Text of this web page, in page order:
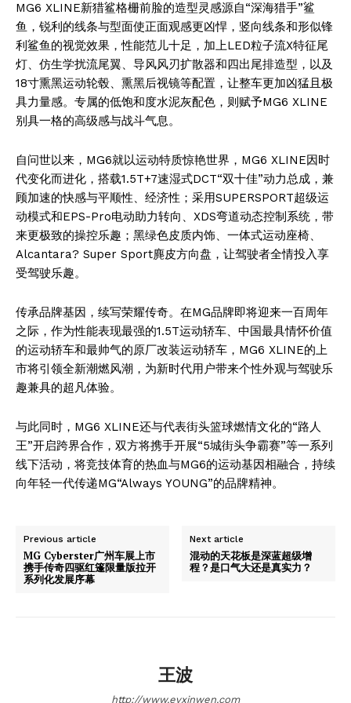
MG6 XLINE新猎鲨格栅前脸的造型灵感源自“深海猎手”鲨
鱼，锐利的线条与型面使正面观感更凶悍，竖向线条和形似锋
利鲨鱼的视觉效果，性能范儿十足，加上LED粒子流X特征尾
灯、仿生学扰流尾翼、导风风刃扩散器和四出尾排造型，以及
18寸熏黑运动轮毂、熏黑后视镜等配置，让整车更加凶猛且极
具力量感。专属的低饱和度水泥灰配色，则赋予MG6 XLINE
别具一格的高级感与战斗气息。
自问世以来，MG6就以运动特质惊艳世界，MG6 XLINE因时
代变化而进化，搭载1.5T+7速湿式DCT“双十佳”动力总成，兼
顾加速的快感与平顺性、经济性；采用SUPERSPORT超级运
动模式和EPS-Pro电动助力转向、XDS弯道动态控制系统，带
来更极致的操控乐趣；黑绿色皮质内饰、一体式运动座椅、
Alcantara? Super Sport麂皮方向盘，让驾驶者全情投入享
受驾驶乐趣。
传承品牌基因，续写荣耀传奇。在MG品牌即将迎来一百周年
之际，作为性能表现最强的1.5T运动轿车、中国最具情怀价值
的运动轿车和最帅气的原厂改装运动轿车，MG6 XLINE的上
市将引领全新潮燃风潮，为新时代用户带来个性外观与驾驶乐
趣兼具的超凡体验。
与此同时，MG6 XLINE还与代表街头篮球燃情文化的“路人
王”开启跨界合作，双方将携手开展“5城街头争霸赛”等一系列
线下活动，将竞技体育的热血与MG6的运动基因相融合，持续
向年轻一代传递MG“Always YOUNG”的品牌精神。
Previous article
MG Cyberster广州车展上市
携手传奇四驱红篷限量版拉开
系列化发展序幕
Next article
混动的天花板是深蓝超级增
程？是口气大还是真实力？
王波
http://www.evxinwen.com